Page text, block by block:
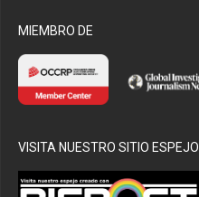
MIEMBRO DE
VISITA NUESTRO SITIO ESPEJO